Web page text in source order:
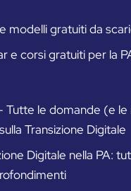
modelli gratuiti da
e corsi gratuiti per la
Tutte le domande (e
Transizione Digitale
Digitale nella PA: